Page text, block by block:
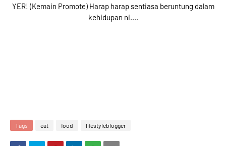
YER! (Kemain Promote) Harap harap sentiasa beruntung dalam
kehidupan ni....
Tags eat food lifestyleblogger